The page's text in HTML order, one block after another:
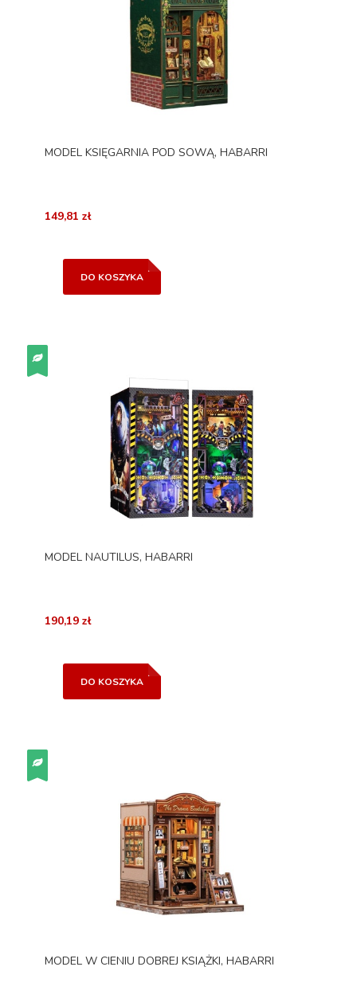
MODEL KSIĘGARNIA POD SOWĄ, HABARRI
149,81 zł
DO KOSZYKA
MODEL NAUTILUS, HABARRI
190,19 zł
DO KOSZYKA
MODEL W CIENIU DOBREJ KSIĄŻKI, HABARRI